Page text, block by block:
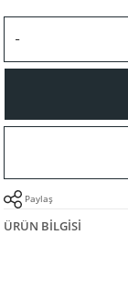
Paylaş
ÜRÜN BILGISI